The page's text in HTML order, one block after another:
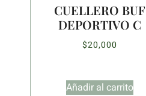
CUELLERO BUF
DEPORTIVO C
$20,000
Añadir al carrito